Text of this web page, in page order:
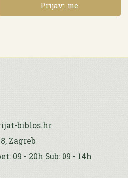
Prijavi me
biblos.hr
Zagreb
09 - 20h Sub: 09 - 14h